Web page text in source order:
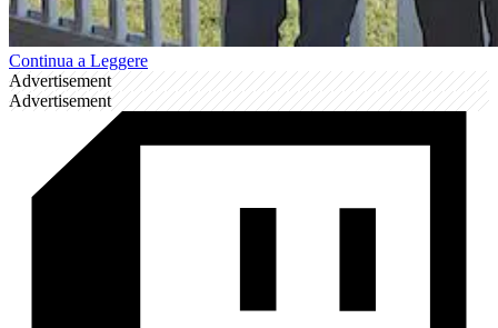
Continua a Leggere
Advertisement
Advertisement